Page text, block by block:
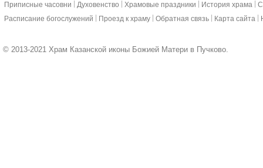
Приписные часовни Духовенство Храмовые праздники История храма
Расписание богослужений
Проезд к храму Обратная связь Карта сайта
© 2013-2021 Храм Казанской иконы Божией Матери в Пучково.